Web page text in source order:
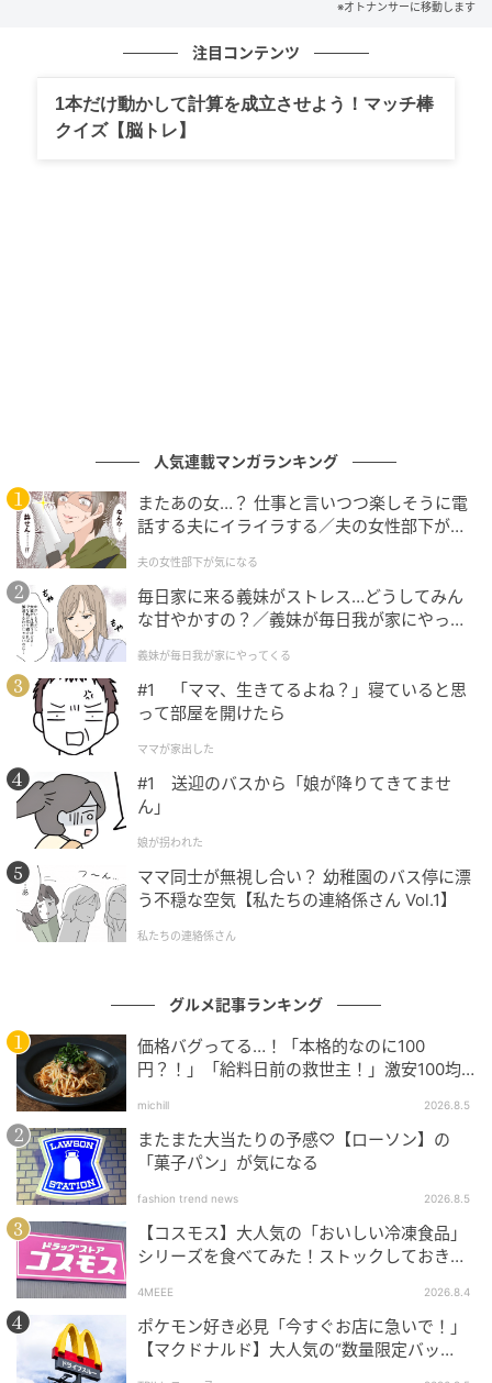
※オトナンサーに移動します
注目コンテンツ
1本だけ動かして計算を成立させよう！マッチ棒
クイズ【脳トレ】
人気連載マンガランキング
またあの女…？ 仕事と言いつつ楽しそうに電
話する夫にイライラする／夫の女性部下が気
夫の女性部下が気になる
毎日家に来る義妹がストレス…どうしてみん
な甘やかすの？／義妹が毎日我が家にやって
が】
義妹が毎日我が家にやってくる
#1 「ママ、生きてるよね？」寝ていると思
って部屋を開けたら
ママが家出した
#1 送迎のバスから「娘が降りてきてませ
ん」
娘が拐われた
ママ同士が無視し合い？ 幼稚園のバス停に漂
う不穏な空気【私たちの連絡係さん Vol.1】
私たちの連絡係さん
グルメ記事ランキング
価格バグってる…！「本格的なのに100
円？！」「給料日前の救世主！」激安100均
michill 2026.8.5
またまた大当たりの予感♡【ローソン】の
「菓子パン」が気になる
fashion trend news 2026.8.5
【コスモス】大人気の「おいしい冷凍食品」
シリーズを食べてみた！ストックしておきた
4MEEE 2026.8.4
ポケモン好き必見「今すぐお店に急いで！」
【マクドナルド】大人気の“数量限定バッ